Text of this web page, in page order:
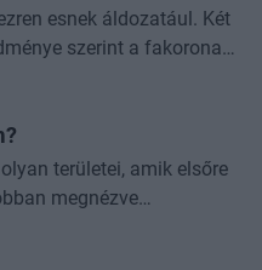
esnek áldozatául. Két
szerint a fakorona
területei, amik elsőre
megnézve
Az